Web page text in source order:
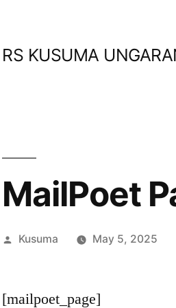
RS KUSUMA
MailPoet
Kusuma May 5, 2025
[mailpoet_page]